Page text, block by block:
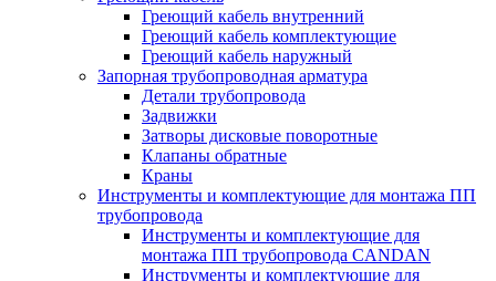
Греющий кабель внутренний
Греющий кабель комплектующие
Греющий кабель наружный
Запорная трубопроводная арматура
Детали трубопровода
Задвижки
Затворы дисковые поворотные
Клапаны обратные
Краны
Инструменты и комплектующие для монтажа ПП
трубопровода
Инструменты и комплектующие для
монтажа ПП трубопровода CANDAN
Инструменты и комплектующие для